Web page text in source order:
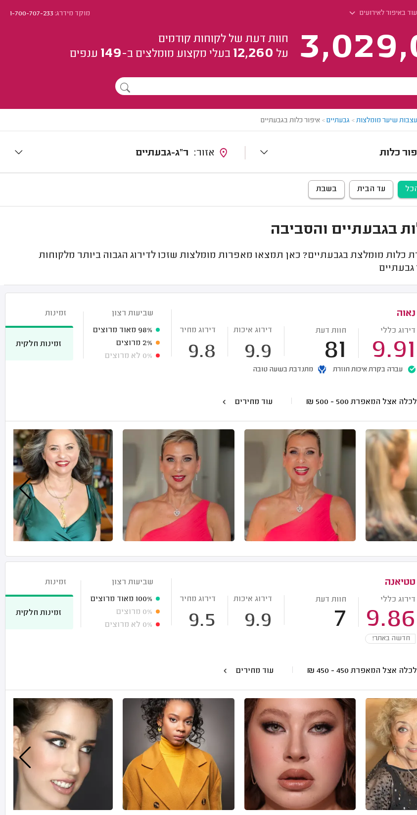
עוד באיפור לאירועים מוקד מידרג:1-700-707-233
חוות דעת של לקוחות קודמים
על 12,260 בעלי מקצוע מומלצים ב-149 ענפים
שיער מומלצות> גבעתיים> איפור כלות בגבעתיים
כלות ר"ג-גבעתיים
עד הבית בשבת
בגבעתיים והסביבה
מומלצת בגבעתיים? כאן תמצאו מאפרות מומלצות שזכו לדירוג הגבוה ביותר מלקוחות
גבעתיים
נאוה
דירוג כללי
9.91
חוות דעת
81
דירוג איכות
9.9
דירוג מחיר
9.8
עברה בקרת איכות חוזרת מתנדבת בשעה טובה
שביעות רצון
98% מאוד מרוצים
2% מרוצים
0% לא מרוצים
זמינות
זמינות חלקית
לכלה אצל המאפרת 500 - 500
₪ עוד מחירים
טטיאנה
דירוג כללי
9.86
חוות דעת
7
דירוג איכות
9.9
דירוג מחיר
9.5
חדשה באתר!
שביעות רצון
100% מאוד מרוצים
0% מרוצים
0% לא מרוצים
זמינות
זמינות חלקית
לכלה אצל המאפרת 450 - 450
₪ עוד מחירים